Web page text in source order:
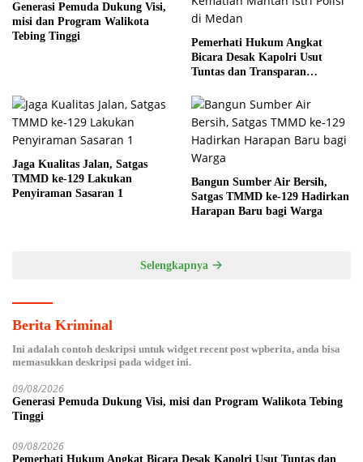
Generasi Pemuda Dukung Visi,
misi dan Program Walikota
Tebing Tinggi
Pemerhati Hukum Angkat
Bicara Desak Kapolri Usut
Tuntas dan Transparan
Medan
Jaga Kualitas Jalan, Satgas
TMMD ke-129 Lakukan
Penyiraman Sasaran 1
Bangun Sumber Air Bersih,
Satgas TMMD ke-129 Hadirkan
Harapan Baru bagi Warga
Selengkapnya
Berita Kriminal
Ini adalah contoh deskripsi untuk widget recent post wpberita, anda bisa
memasukkan deskripsi pada widget ini.
09/08/2026
Generasi Pemuda Dukung Visi, misi dan Program Walikota Tebing
Tinggi
09/08/2026
Pemerhati Hukum Angkat Bicara Desak Kapolri Usut Tuntas dan